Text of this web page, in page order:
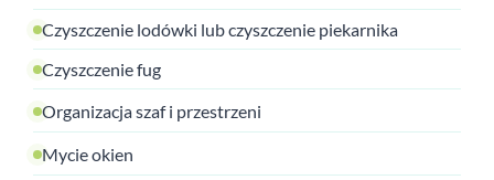
Czyszczenie lodówki lub czyszczenie piekarnika
Czyszczenie fug
Organizacja szaf i przestrzeni
Mycie okien